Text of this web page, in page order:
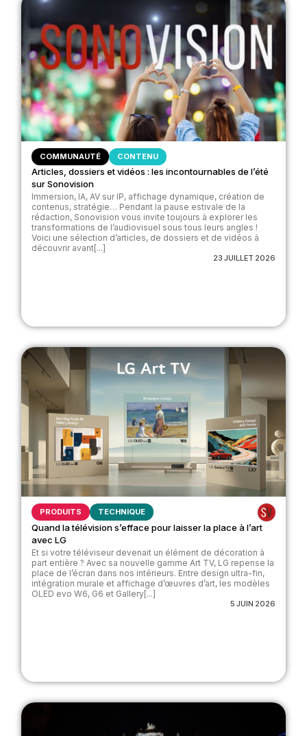
COMMUNAUTÉ CONTENU
Articles, dossiers et vidéos : les incontournables de l’été
sur Sonovision
Immersion, IA, AV sur IP, affichage dynamique, création de
contenus, stratégie… Pendant la pause estivale de la
rédaction, Sonovision vous invite toujours à explorer les
transformations de l’audiovisuel sous tous leurs angles !
Voici une sélection d’articles, de dossiers et de vidéos à
découvrir avant[...]
23 JUILLET 2026
PRODUITS TECHNIQUE
Quand la télévision s’efface pour laisser la place à l’art
avec LG
Et si votre téléviseur devenait un élément de décoration à
part entière ? Avec sa nouvelle gamme Art TV, LG repense la
place de l’écran dans nos intérieurs. Entre design ultra-fin,
intégration murale et affichage d’œuvres d’art, les modèles
OLED evo W6, G6 et Gallery[...]
5 JUIN 2026